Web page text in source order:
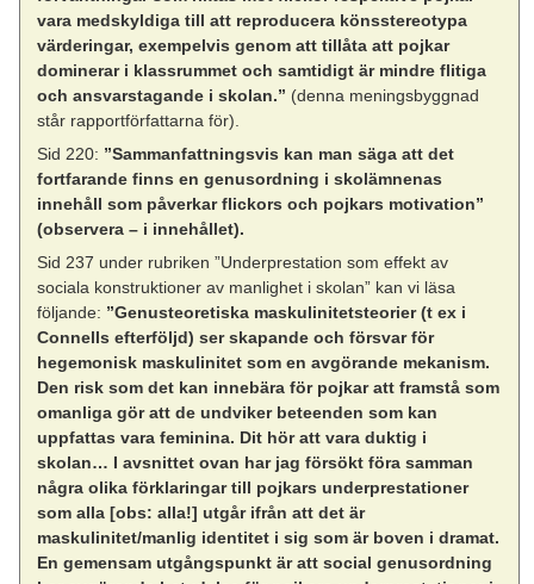
vara medskyldiga till att reproducera könsstereotypa
värderingar, exempelvis genom att tillåta att pojkar
dominerar i klassrummet och samtidigt är mindre flitiga
och ansvarstagande i skolan.” (denna meningsbyggnad
står rapportförfattarna för).
Sid 220: ”Sammanfattningsvis kan man säga att det
fortfarande finns en genusordning i skolämnenas
innehåll som påverkar flickors och pojkars motivation”
(observera – i innehållet).
Sid 237 under rubriken ”Underprestation som effekt av
sociala konstruktioner av manlighet i skolan” kan vi läsa
följande: ”Genusteoretiska maskulinitetsteorier (t ex i
Connells efterföljd) ser skapande och försvar för
hegemonisk maskulinitet som en avgörande mekanism.
Den risk som det kan innebära för pojkar att framstå som
omanliga gör att de undviker beteenden som kan
uppfattas vara feminina. Dit hör att vara duktig i
skolan… I avsnittet ovan har jag försökt föra samman
några olika förklaringar till pojkars underprestationer
som alla [obs: alla!] utgår ifrån att det är
maskulinitet/manlig identitet i sig som är boven i dramat.
En gemensam utgångspunkt är att social genusordning